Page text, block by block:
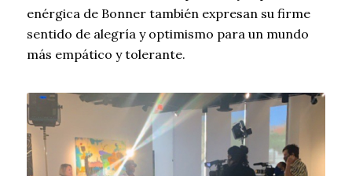
enérgica de Bonner también expresan su firme
sentido de alegría y optimismo para un mundo
más empático y tolerante.